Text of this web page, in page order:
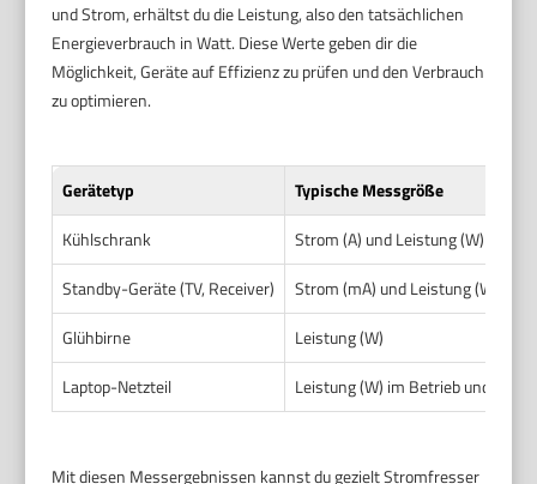
und Strom, erhältst du die Leistung, also den tatsächlichen
Energieverbrauch in Watt. Diese Werte geben dir die
Möglichkeit, Geräte auf Effizienz zu prüfen und den Verbrauch
zu optimieren.
Gerätetyp
Typische Messgröße
Kühlschrank
Strom (A) und Leistung (W)
Standby-Geräte (TV, Receiver)
Strom (mA) und Leistung (W)
Glühbirne
Leistung (W)
Laptop-Netzteil
Leistung (W) im Betrieb und
Mit diesen Messergebnissen kannst du gezielt Stromfresser